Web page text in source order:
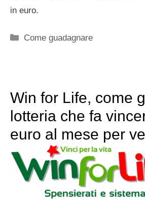
in euro.
Categorie
Come guadagnare
Win for Life, come
lotteria che fa
euro al mese per